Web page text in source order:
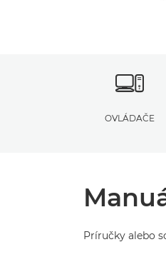
OVLÁDAČE
Príručky alebo